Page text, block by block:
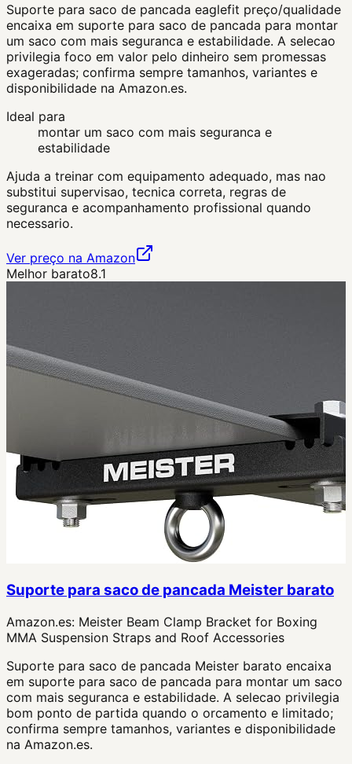
Suporte para saco de pancada eaglefit preço/qualidade
encaixa em suporte para saco de pancada para montar
um saco com mais seguranca e estabilidade. A selecao
privilegia foco em valor pelo dinheiro sem promessas
exageradas; confirma sempre tamanhos, variantes e
disponibilidade na Amazon.es.
Ideal para
montar um saco com mais seguranca e
estabilidade
Ajuda a treinar com equipamento adequado, mas nao
substitui supervisao, tecnica correta, regras de
seguranca e acompanhamento profissional quando
necessario.
Ver preço na Amazon
Melhor barato8.1
Suporte para saco de pancada Meister barato
Amazon.es: Meister Beam Clamp Bracket for Boxing
MMA Suspension Straps and Roof Accessories
Suporte para saco de pancada Meister barato encaixa
em suporte para saco de pancada para montar um saco
com mais seguranca e estabilidade. A selecao privilegia
bom ponto de partida quando o orcamento e limitado;
confirma sempre tamanhos, variantes e disponibilidade
na Amazon.es.